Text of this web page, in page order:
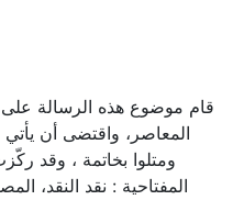
قام موضوع هذه الرسالة على
المعاصر، واقتضى أن
ومتلوا بخاتمة ، وقد
المفتاحية : نقد النقد،